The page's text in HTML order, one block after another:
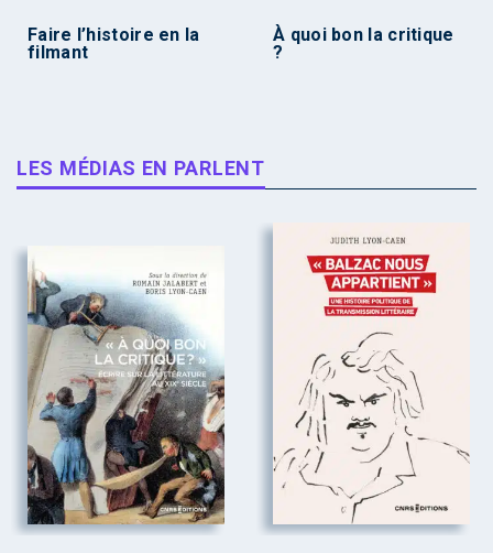
Faire l’histoire en la
filmant
À quoi bon la critique
?
LES MÉDIAS EN PARLENT